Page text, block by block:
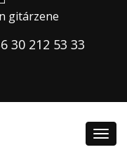
gitárzene
30 212 53 33